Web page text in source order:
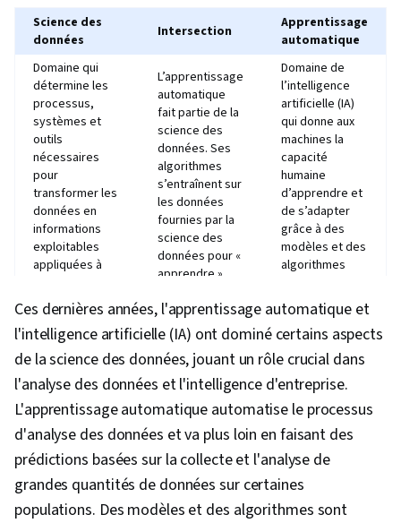
des données, Compétences en matière
d'entretien, Recherche sur les entreprises,
Communication, Développement professionnel,
Expression orale, Présentations, Rédaction,
Gestion de portefeuille, Résolution de
problèmes, NumPy, Collecte de données,
Scripting, Matplotlib, Seaborn, Visualisation
interactive des données, Histogramme,
Analyse des données spatiales, Information et
technologie géospatiales, Graphique, Big Data,
Apprentissage profond, Transformation
décision fondée sur des données, Exploration
de données, Compilation des données,
Modélisation des données, Analyse de
l'activité, Déploiement du modèle, Exigences
de l'entreprise, Compétences analytiques,
Pandas (paquetage Python)
Science des
données
Intersection
Apprentissage
automatique
Domaine qui
détermine les
processus,
systèmes et
outils
nécessaires
pour
transformer les
données en
informations
exploitables
appliquées à
L’apprentissage
automatique
fait partie de la
science des
données. Ses
algorithmes
s’entraînent sur
les données
fournies par la
science des
données pour «
apprendre ».
Domaine de
l’intelligence
artificielle (IA)
qui donne aux
machines la
capacité
humaine
d’apprendre et
de s’adapter
grâce à des
modèles et des
algorithmes
Compétences
requises -
Statistiques -
Visualisation
des données -
Compétences
en codage
(Python/R) -
Apprentissage
SQL/NoSQL -
Préparation des
Compétences
requises -
Mathématiques,
statistiques et
probabilités -
Aisance avec
les données -
Compétences
en
programmation
Compétences
requises -
Compétences
programmation
(Python, SQL,
Java) -
Statistiques et
probabilités -
Prototypage -
données
Ces dernières années, l'apprentissage automatique et
l'intelligence artificielle (IA) ont dominé certains aspects
de la science des données, jouant un rôle crucial dans
l'analyse des données et l'intelligence d'entreprise.
L'apprentissage automatique automatise le processus
d'analyse des données et va plus loin en faisant des
prédictions basées sur la collecte et l'analyse de
grandes quantités de données sur certaines
populations. Des modèles et des algorithmes sont